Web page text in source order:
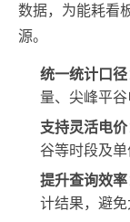
数据，为能耗看
源。
统一统计口径
量、尖峰平谷
支持灵活电价
谷等时段及单
提升查询效率
计结果，避免